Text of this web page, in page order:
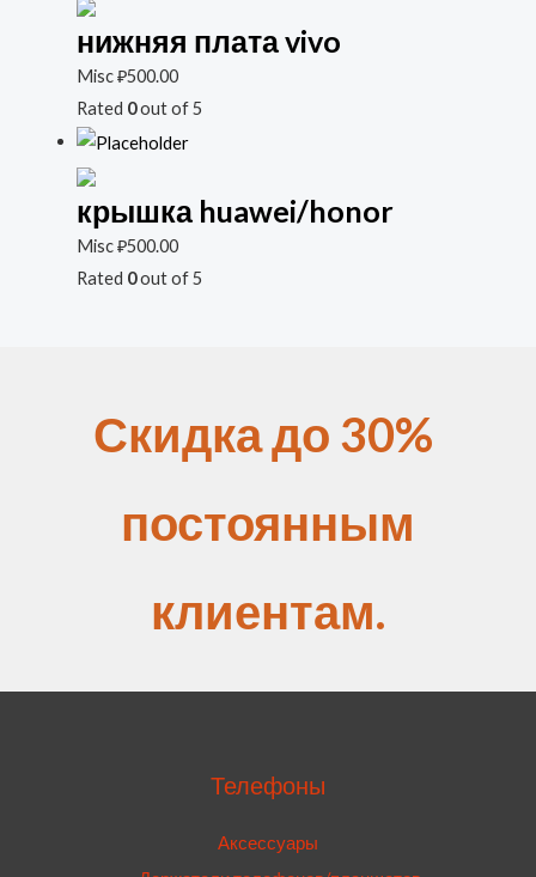
нижняя плата vivo
Misc₽500.00
Rated 0out of 5
крышка huawei/honor
Misc₽500.00
Rated 0out of 5
Скидка до 30%
постоянным
клиентам.
Телефоны
Аксессуары